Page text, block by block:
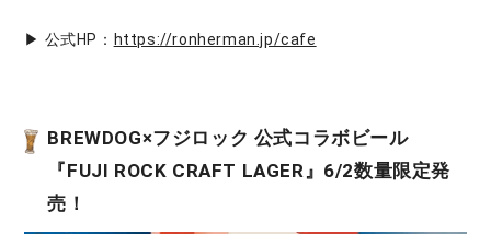
▶ 公式HP： https://ronherman.jp/cafe
BREWDOG×フジロック 公式コラボビール
『FUJI ROCK CRAFT LAGER』6/2数量限定発
売！